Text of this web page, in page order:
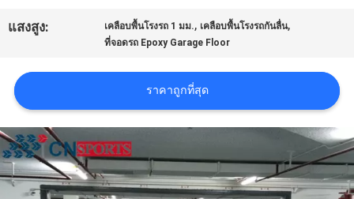
ใบ
ราคา
แผนผัง
เว็บไซต์
แสงสูง: เคลือบพื้นโรงรถ 1 มม., เคลือบพื้นโรงรถกันลื่น,
ที่จอดรถ Epoxy Garage Floor
ราคาถูกที่สุด